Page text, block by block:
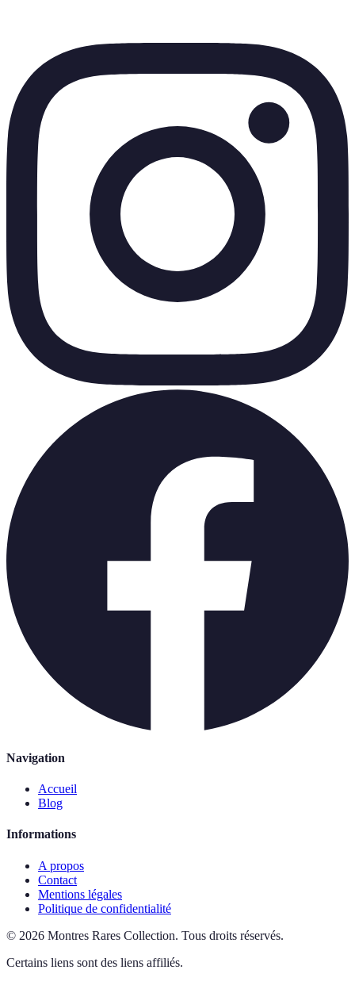
Navigation
Accueil
Blog
Informations
A propos
Contact
Mentions légales
Politique de confidentialité
© 2026 Montres Rares Collection. Tous droits réservés.
Certains liens sont des liens affiliés.